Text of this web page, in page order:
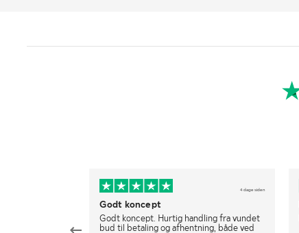
4 dage siden
Godt koncept
Godt koncept. Hurtig handling fra vundet
bud til betaling og afhentning, både ved